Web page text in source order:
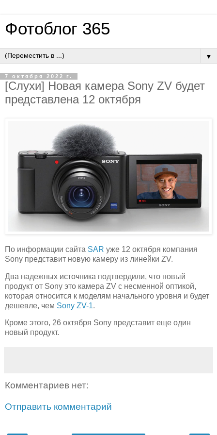
Фотоблог 365
▼
7 октября 2022 г.
[Слухи] Новая камера Sony ZV будет
представлена 12 октября
По информации сайта SAR уже 12 октября компания
Sony представит новую камеру из линейки ZV.
Два надежных источника подтвердили, что новый
продукт от Sony это камера ZV с несменной оптикой,
которая относится к моделям начального уровня и будет
дешевле, чем Sony ZV-1.
Кроме этого, 26 октября Sony представит еще один
новый продукт.
Комментариев нет:
Отправить комментарий